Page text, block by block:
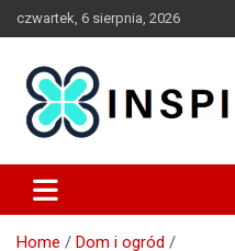
to
czwartek, 6 sierpnia, 2026
Inspinerio
Home
Dom i ogród